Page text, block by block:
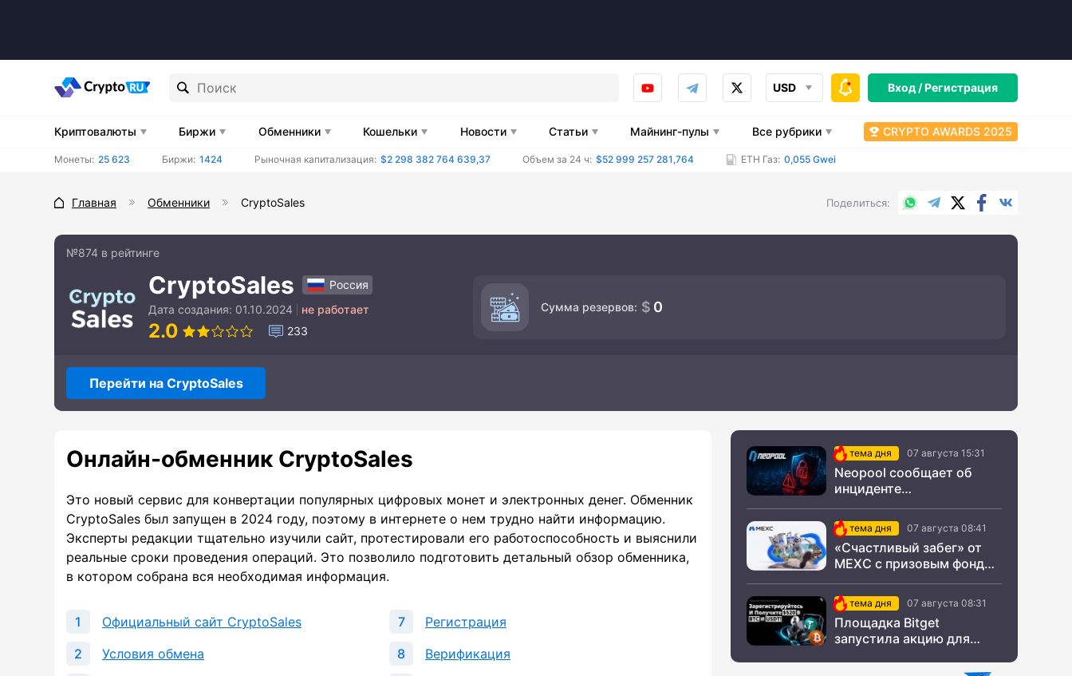
USD Вход /Регистрация
Криптовалюты Биржи Обменники Кошельки Новости Статьи Майнинг-пулы Все рубрики CRYPTO AWARDS 2025
Монеты: 25 623 Биржи: 1424 Рыночная капитализация: $2 298 382 764 639,37 Объем за 24 ч: $52 999 257 281,764 ETH Газ: 0,055 Gwei
Главная Обменники CryptoSales Поделиться WhatsApp
TelegramX.comFacebook
№874 в рейтинге
CryptoSales
Россия
Дата создания: 01.10.2024 не работает
2.0 233
Сумма резервов: 0
Перейти на CryptoSales
Онлайн-обменник CryptoSales
Это новый сервис для конвертации популярных цифровых монет и электронных денег. Обменник
CryptoSales был запущен в 2024 году, поэтому в интернете о нем трудно найти информацию.
Эксперты редакции тщательно изучили сайт, протестировали его работоспособность и выяснили
реальные сроки проведения операций. Это позволило подготовить детальный обзор обменника,
в котором собрана вся необходимая информация.
Официальный сайт CryptoSales
Условия обмена
Регистрация
Верификация
тема дня 07 августа 15:31
Neopool сообщает об
инциденте
безопасности
тема дня 07 августа 08:41
«Счастливый забег» от
MEXC с призовым фондом
тема дня 07 августа 08:31
Площадка Bitget
запустила акцию для